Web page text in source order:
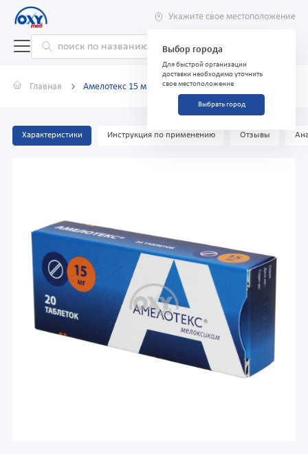
Укажите свое местоположение
Выбор города
Для быстрой организации
доставки необходимо уточнить
свое местоположение
Выбрать город
Главная Амелотекс 15 мг №20
Характеристики Инструкция по применению Отзывы